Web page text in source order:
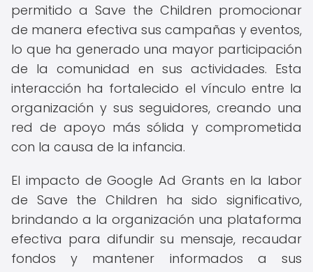
permitido a Save the Children promocionar
de manera efectiva sus campañas y eventos,
lo que ha generado una mayor participación
de la comunidad en sus actividades. Esta
interacción ha fortalecido el vínculo entre la
organización y sus seguidores, creando una
red de apoyo más sólida y comprometida
con la causa de la infancia.
El impacto de Google Ad Grants en la labor
de Save the Children ha sido significativo,
brindando a la organización una plataforma
efectiva para difundir su mensaje, recaudar
fondos y mantener informados a sus